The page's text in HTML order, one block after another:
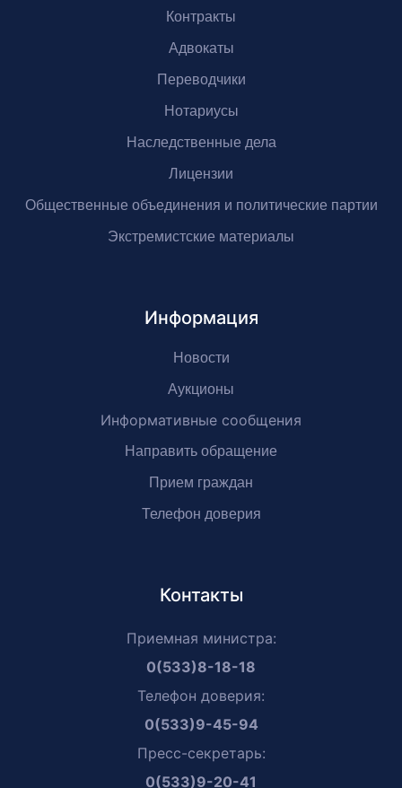
Контракты
Адвокаты
Переводчики
Нотариусы
Наследственные дела
Лицензии
Общественные объединения и политические партии
Экстремистские материалы
Информация
Новости
Аукционы
Информативные сообщения
Направить обращение
Прием граждан
Телефон доверия
Контакты
Приемная министра:
0(533)8-18-18
Телефон доверия:
0(533)9-45-94
Пресс-секретарь:
0(533)9-20-41